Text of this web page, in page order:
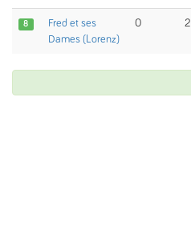
8
Fred et ses
Dames (Lorenz)
0 2